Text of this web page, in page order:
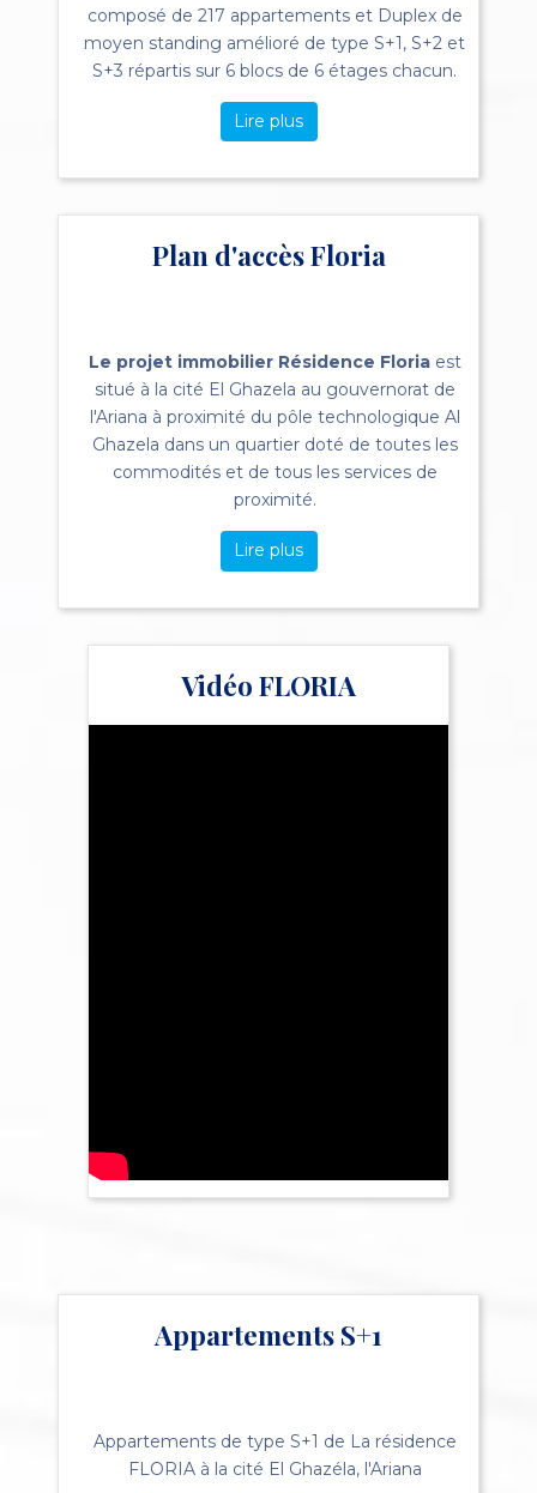
composé de 217 appartements et Duplex de
moyen standing amélioré de type S+1, S+2 et
S+3 répartis sur 6 blocs de 6 étages chacun.
Lire plus
Plan d'accès Floria
Le projet immobilier Résidence Floriaest
situé à la cité El Ghazela au gouvernorat de
l'Ariana à proximité du pôle technologique Al
Ghazela dans un quartier doté de toutes les
commodités et de tous les services de
proximité.
Lire plus
Vidéo FLORIA
Appartements S+1
Appartements de type S+1 de La résidence
FLORIA à la cité El Ghazéla, l'Ariana